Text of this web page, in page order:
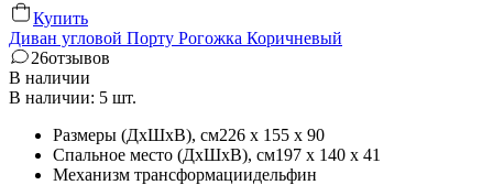
Купить
Диван угловой Порту Рогожка Коричневый
26отзывов
В наличии
В наличии: 5 шт.
Размеры (ДхШхВ), см226 x 155 x 90
Спальное место (ДхШхВ), см197 x 140 x 41
Механизм трансформациидельфин